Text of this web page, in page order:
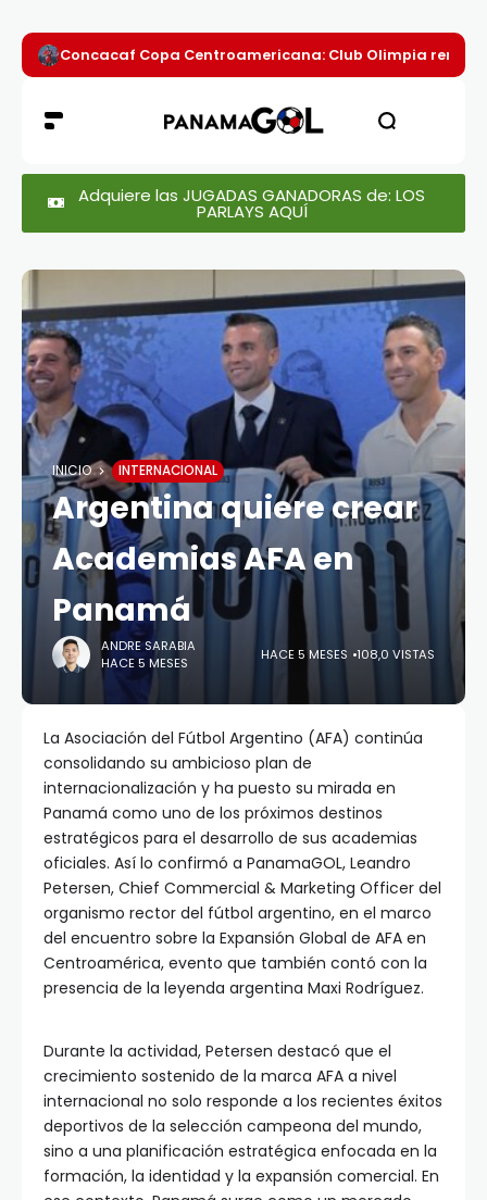
Concacaf Copa Centroamericana: Club Olimpia
Adquiere las JUGADAS GANADORAS de: LOS
PARLAYS AQUÍ
INICIO INTERNACIONAL
Argentina quiere crear
Academias AFA en
Panamá
ANDRE SARABIA
HACE 5 MESES
HACE 5 MESES 108,0 VISTAS
La Asociación del Fútbol Argentino (AFA) continúa
consolidando su ambicioso plan de
internacionalización y ha puesto su mirada en
Panamá como uno de los próximos destinos
estratégicos para el desarrollo de sus academias
oficiales. Así lo confirmó a PanamaGOL, Leandro
Petersen, Chief Commercial & Marketing Officer del
organismo rector del fútbol argentino, en el marco
del encuentro sobre la Expansión Global de AFA en
Centroamérica, evento que también contó con la
presencia de la leyenda argentina Maxi Rodríguez.
Durante la actividad, Petersen destacó que el
crecimiento sostenido de la marca AFA a nivel
internacional no solo responde a los recientes éxitos
deportivos de la selección campeona del mundo,
sino a una planificación estratégica enfocada en la
formación, la identidad y la expansión comercial. En